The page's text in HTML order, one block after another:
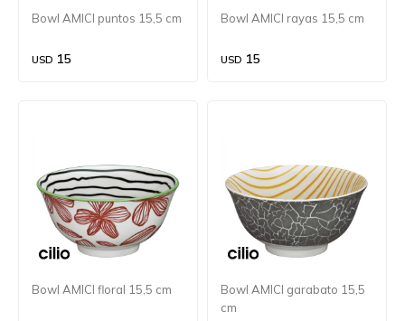
Bowl AMICI puntos 15,5 cm
USD 15
Bowl AMICI rayas 15,5 cm
USD 15
Bowl AMICI floral 15,5 cm
Bowl AMICI garabato 15,5
cm